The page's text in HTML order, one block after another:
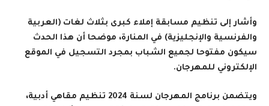
وأشار إلى تنظيم مسابقة إملاء كبرى بثلاث لغات (العربية
والفرنسية والإنجليزية) في المنارة، موضحا أن هذا الحدث
سيكون مفتوحا لجميع الشباب بمجرد التسجيل في الموقع
الإلكتروني للمهرجان.
ويتضمن برنامج المهرجان لسنة 2024 تنظيم مقاهي أدبية،